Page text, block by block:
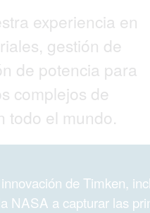
experiencia en
gestión de
de potencia para
complejos de
todo el mundo.
de Timken,
NASA a capturar las